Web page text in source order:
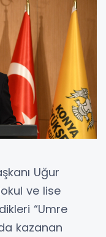
Uğur
ve lise
“Umre
kazanan